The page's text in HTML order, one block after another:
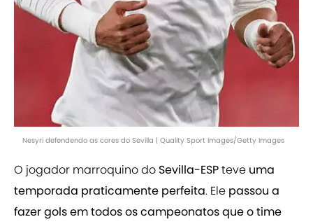
Nesyri defendendo as cores do Sevilla | Quality Sport Images/Getty Images
O jogador marroquino do Sevilla-ESPteve uma
temporada praticamente perfeita. Ele passou a
fazer gols em todos os campeonatos que o time